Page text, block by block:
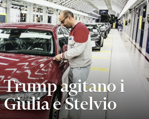
agitano i
e Stelvio